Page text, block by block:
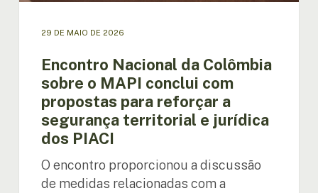
jurídica
PIACI
29 DE MAIO DE 2026
Encontro Nacional da Colômbia
sobre o MAPI conclui com
propostas para reforçar a
segurança territorial e jurídica
dos PIACI
O encontro proporcionou a discussão
de medidas relacionadas com a